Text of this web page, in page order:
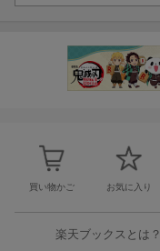
買い物かご お気に入り
楽天ブックスとは？